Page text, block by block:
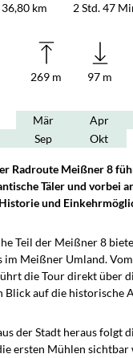
36,80 km 2 Std. 47
269 m 97 m
Mär Apr
Sep Okt
Radroute Meißner 8
Täler und vorbei
und
Teil der Meißner 8
im Meißner Umland.
die Tour direkt über
Blick auf die historische
der Stadt heraus folgt
ersten Mühlen sichtbar